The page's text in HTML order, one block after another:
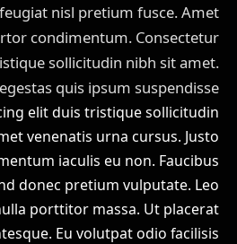
nisl pretium fusce. Amet
condimentum. Consectetur
sollicitudin nibh sit amet.
quis ipsum suspendisse.
elit duis tristique sollicitudin
venenatis urna cursus. Justo
iaculis eu non. Faucibus
donec pretium vulputate. Leo
porttitor massa. Ut placerat
Eu volutpat odio facilisis